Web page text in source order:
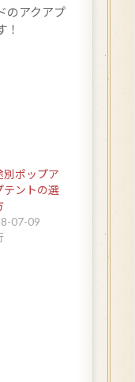
のアクアプ
！
別ポップア
テントの選
07-09